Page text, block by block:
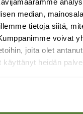
median,
tietoja siitä,
voivat
joita olet
käyttänyt heidän
Luonto on